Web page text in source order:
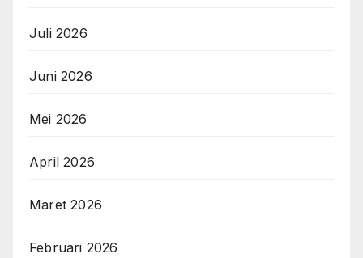
Juli 2026
Juni 2026
Mei 2026
April 2026
Maret 2026
Februari 2026